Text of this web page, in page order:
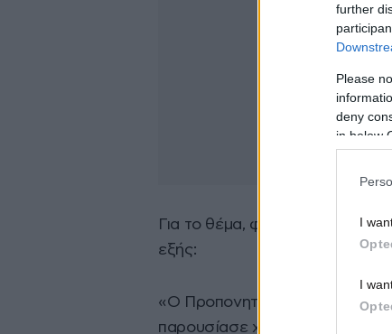
further
Please
deny
in below
I
I
Για το θέμα, φυσικά, έβγαλε
εξής:
«Ο Προπονητής Αθλητικής
παρουσίασε χθες ένα ξαφνικό